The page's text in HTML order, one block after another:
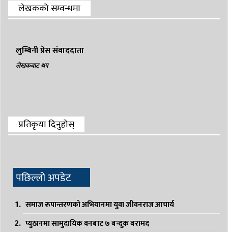
लेखकको सम्वन्धमा
लुम्बिनी प्रेस संवाददाता
लेखकबाट थप
प्रतिकृया दिनुहोस्
पछिल्लो अपडेट
समाज रूपान्तरणको अभियानमा युवा जीवनराज आचार्य
प्युठानमा सामुदायिक वनबाट ७ बन्दुक बरामद